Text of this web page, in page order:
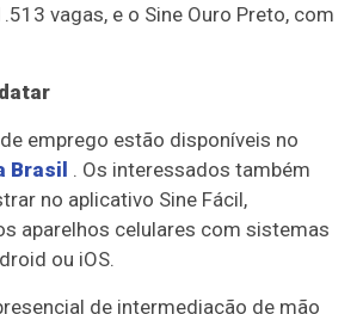
vagas, e o Sine Ouro Preto, com
emprego estão disponíveis no
Brasil . Os interessados também
no aplicativo Sine Fácil,
aparelhos celulares com sistemas
ou iOS.
de intermediação de mão